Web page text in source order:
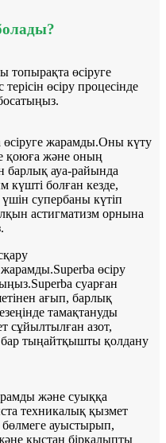
топырақта өсіруге
өсіру процесінде
өсіруге жарамды.Оны күту
қоюға және оның
барлық ауа-райында
болған кезде,
супербаны күтіп
астигматизм орнына
өсіру
суарған
ағып, барлық
тамақтануды
сұйылтылған азот,
тыңайтқышты қолдану
және суыққа
техникалық қызмет
ауыстырып,
қыстан бірқалыпты